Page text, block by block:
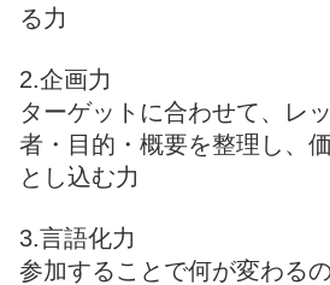
る力
2.企画力
ターゲットに合わせて、レ
者・目的・概要を整理し、
とし込む力
3.言語化力
参加することで何が変わる